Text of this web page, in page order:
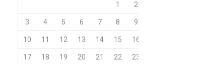
1 2
3 4 5 6 7 8 9
10 11 12 13 14 15 16
17 18 19 20 21 22 23